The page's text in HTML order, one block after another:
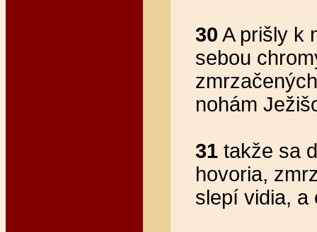
30 A prišly k
sebou
nohám
31takže sa
hovoria,
slepí vidia, a